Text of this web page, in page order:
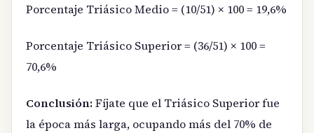
Porcentaje Triásico Medio = (10/51) × 100 = 19,6%
Porcentaje Triásico Superior = (36/51) × 100 =
70,6%
Conclusión:Fíjate que el Triásico Superior fue
la época más larga, ocupando más del 70% de